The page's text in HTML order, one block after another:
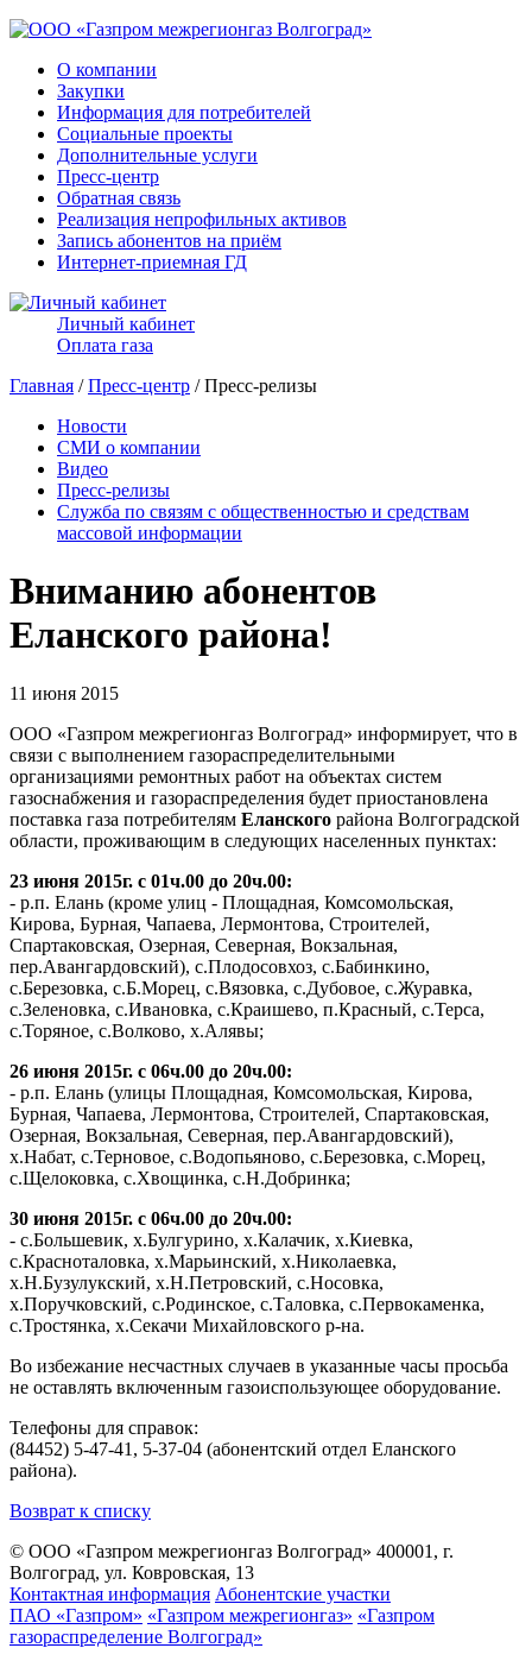
О компании
Закупки
Информация для потребителей
Социальные проекты
Дополнительные услуги
Пресс-центр
Обратная связь
Реализация непрофильных активов
Запись абонентов на приём
Интернет-приемная ГД
Личный кабинет
Оплата газа
Главная /Пресс-центр / Пресс-релизы
Новости
СМИ о компании
Видео
Пресс-релизы
Служба по связям с общественностью и средствам
массовой информации
Вниманию абонентов
Еланского района!
11 июня 2015
ООО «Газпром межрегионгаз Волгоград» информирует, что в
связи с выполнением газораспределительными
организациями ремонтных работ на объектах систем
газоснабжения и газораспределения будет приостановлена
поставка газа потребителям Еланского района Волгоградской
области, проживающим в следующих населенных пунктах:
23 июня 2015г. с 01ч.00 до 20ч.00:
- р.п. Елань (кроме улиц - Площадная, Комсомольская,
Кирова, Бурная, Чапаева, Лермонтова, Строителей,
Спартаковская, Озерная, Северная, Вокзальная,
пер.Авангардовский), с.Плодосовхоз, с.Бабинкино,
с.Березовка, с.Б.Морец, с.Вязовка, с.Дубовое, с.Журавка,
с.Зеленовка, с.Ивановка, с.Краишево, п.Красный, с.Терса,
с.Торяное, с.Волково, х.Алявы;
26 июня 2015г. с 06ч.00 до 20ч.00:
- р.п. Елань (улицы Площадная, Комсомольская, Кирова,
Бурная, Чапаева, Лермонтова, Строителей, Спартаковская,
Озерная, Вокзальная, Северная, пер.Авангардовский),
х.Набат, с.Терновое, с.Водопьяново, с.Березовка, с.Морец,
с.Щелоковка, с.Хвощинка, с.Н.Добринка;
30 июня 2015г. с 06ч.00 до 20ч.00:
- с.Большевик, х.Булгурино, х.Калачик, х.Киевка,
с.Красноталовка, х.Марьинский, х.Николаевка,
х.Н.Бузулукский, х.Н.Петровский, с.Носовка,
х.Поручковский, с.Родинское, с.Таловка, с.Первокаменка,
с.Тростянка, х.Секачи Михайловского р-на.
Во избежание несчастных случаев в указанные часы просьба
не оставлять включенным газоиспользующее оборудование.
Телефоны для справок:
(84452) 5-47-41, 5-37-04 (абонентский отдел Еланского
района).
Возврат к списку
© ООО «Газпром межрегионгаз Волгоград» 400001, г.
Волгоград, ул. Ковровская, 13
Контактная информация Абонентские участки
ПАО «Газпром» «Газпром межрегионгаз» «Газпром
газораспределение Волгоград»